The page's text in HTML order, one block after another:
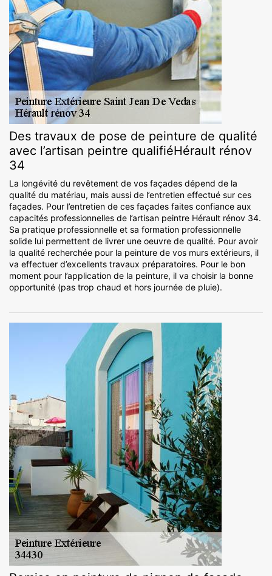
Des travaux de pose de peinture de qualité
avec l’artisan peintre qualifiéHérault rénov
34
La longévité du revêtement de vos façades dépend de la
qualité du matériau, mais aussi de l’entretien effectué sur ces
façades. Pour l’entretien de ces façades faites confiance aux
capacités professionnelles de l’artisan peintre Hérault rénov 34.
Sa pratique professionnelle et sa formation professionnelle
solide lui permettent de livrer une oeuvre de qualité. Pour avoir
la qualité recherchée pour la peinture de vos murs extérieurs, il
va effectuer d’excellents travaux préparatoires. Pour le bon
moment pour l’application de la peinture, il va choisir la bonne
opportunité (pas trop chaud et hors journée de pluie).